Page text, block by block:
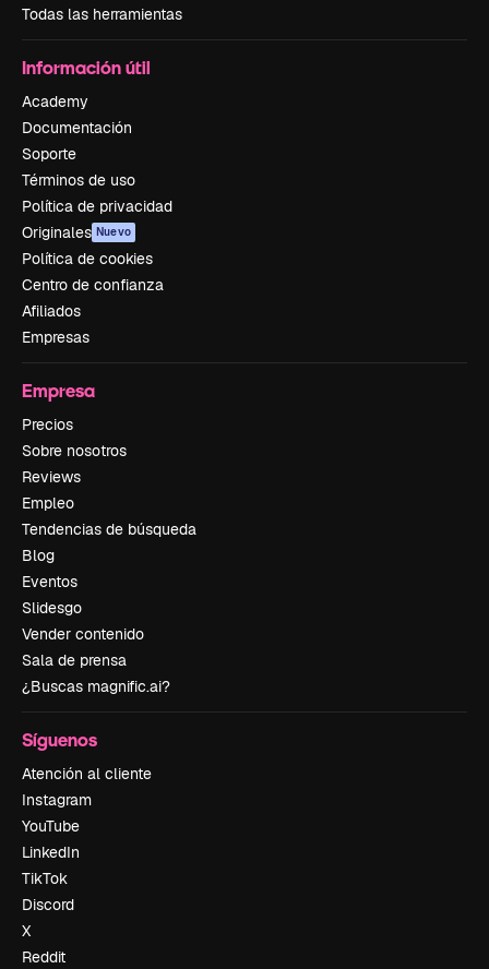
Todas las herramientas
Información útil
Academy
Documentación
Soporte
Términos de uso
Política de privacidad
Originales Nuevo
Política de cookies
Centro de confianza
Afiliados
Empresas
Empresa
Precios
Sobre nosotros
Reviews
Empleo
Tendencias de búsqueda
Blog
Eventos
Slidesgo
Vender contenido
Sala de prensa
¿Buscas magnific.ai?
Síguenos
Atención al cliente
Instagram
YouTube
LinkedIn
TikTok
Discord
X
Reddit